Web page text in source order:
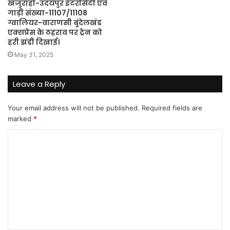
खजुराहो-उदयपुर इंटरसिटी एवं
गाड़ी संख्या-11107/11108
ग्वालियर-वाराणसी बुंदेलखंड
एक्सप्रेस के ठहराव पर ट्रेन को
हरी झंडी दिखाई।
May 31, 2025
Leave a Reply
Your email address will not be published. Required fields are
marked *